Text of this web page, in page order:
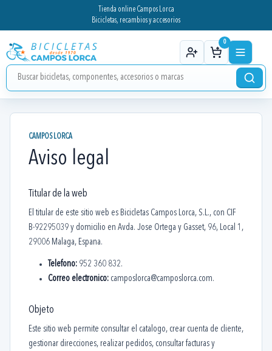
Tienda online Campos Lorca
Bicicletas, recambios y accesorios
0
CAMPOS LORCA
Aviso legal
Titular de la web
El titular de este sitio web es Bicicletas Campos Lorca, S.L., con CIF
B-92295039 y domicilio en Avda. Jose Ortega y Gasset, 96, Local 1,
29006 Malaga, Espana.
Telefono: 952 360 832.
Correo electronico: camposlorca@camposlorca.com.
Objeto
Este sitio web permite consultar el catalogo, crear cuenta de cliente,
gestionar direcciones, realizar pedidos, consultar facturas y